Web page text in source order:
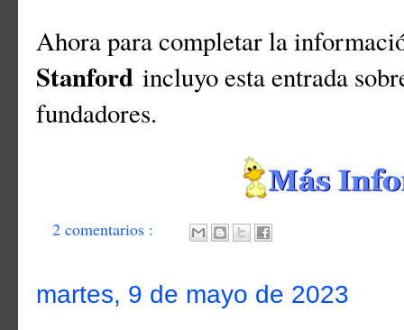
Ahora para completar la
Stanford incluyo esta entrada
fundadores.
2 comentarios :
martes, 9 de mayo de 2023